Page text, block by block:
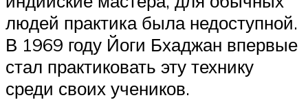
людей практика была недоступной.
В 1969 году Йоги Бхаджан впервые
стал практиковать эту технику
среди своих учеников.